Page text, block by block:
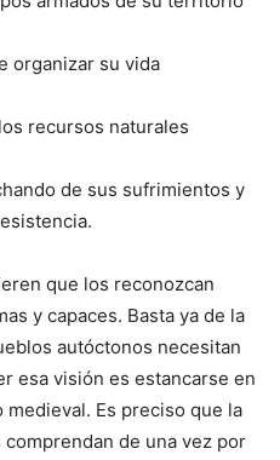
organizar su vida
recursos naturales
de sus sufrimientos y
que los reconozcan
y capaces. Basta ya de la
autóctonos necesitan
esa visión es estancarse en
Es preciso que la
de una vez por